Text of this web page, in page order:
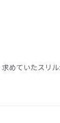
求めていたスリ